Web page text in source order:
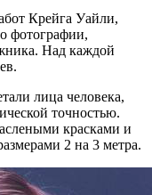
Крейга Уайли,
фотографии,
Над каждой
лица человека,
точностью.
красками и
2 на 3 метра.